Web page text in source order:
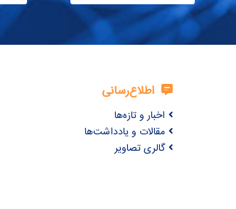
اطلاع‌رسانی
اخبار و تازه‌ها
مقالات و یادداشت‌ها
گالری تصاویر